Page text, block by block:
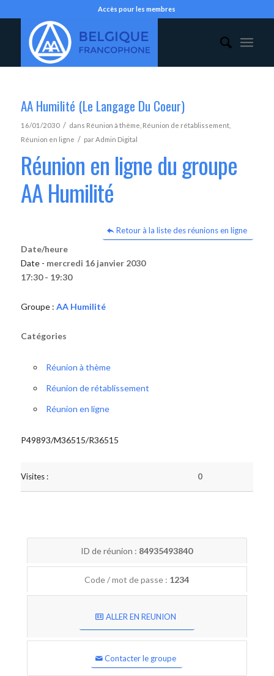
Accès pour les membres
AA Humilité (Le Langage Du Coeur)
16/01/2030 / dans Réunion à thème Réunion de rétablissement,
Réunion en ligne / parAdmin Digital
Réunion en ligne du groupe
AA Humilité
Retour à la liste des réunions en ligne
Date/heure
Date - mercredi 16 janvier 2030
17:30 - 19:30
Groupe : AA Humilité
Catégories
Réunion à thème
Réunion de rétablissement
Réunion en ligne
P49893/M36515/R36515
Visites : 0
ID de réunion : 84935493840
Code / mot de passe : 1234
ALLER EN REUNION
Contacter le groupe